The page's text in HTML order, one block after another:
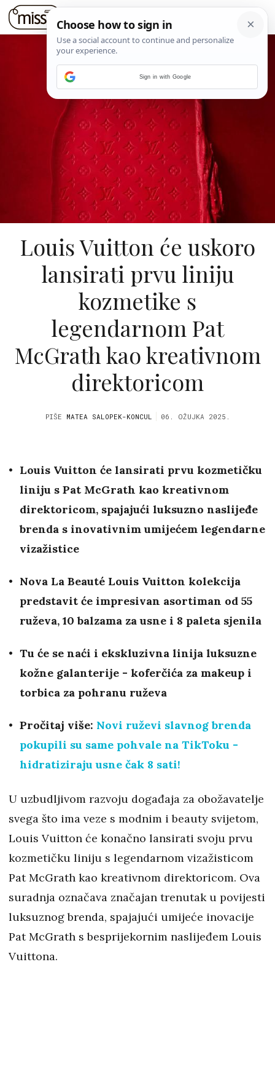
Louis Vuitton će uskoro
lansirati prvu liniju
kozmetike s
legendarnom Pat
McGrath kao kreativnom
direktoricom
PIŠE MATEA SALOPEK-KONCUL 06. OŽUJKA 2025.
Louis Vuitton će lansirati prvu kozmetičku
liniju s Pat McGrath kao kreativnom
direktoricom, spajajući luksuzno naslijeđe
brenda s inovativnim umijećem legendarne
vizažistice
Nova La Beauté Louis Vuitton kolekcija
predstavit će impresivan asortiman od 55
ruževa, 10 balzama za usne i 8 paleta sjenila
Tu će se naći i ekskluzivna linija luksuzne
kožne galanterije - koferčića za makeup i
torbica za pohranu ruževa
Pročitaj više: Novi ruževi slavnog brenda
pokupili su same pohvale na TikToku -
hidratiziraju usne čak 8 sati!
U uzbudljivom razvoju događaja za obožavatelje
svega što ima veze s modnim i beauty svijetom,
Louis Vuitton će konačno lansirati svoju prvu
kozmetičku liniju s legendarnom vizažisticom
Pat McGrath kao kreativnom direktoricom. Ova
suradnja označava značajan trenutak u povijesti
luksuznog brenda, spajajući umijeće inovacije
Pat McGrath s besprijekornim naslijeđem Louis
Vuittona.
Sign in with Google